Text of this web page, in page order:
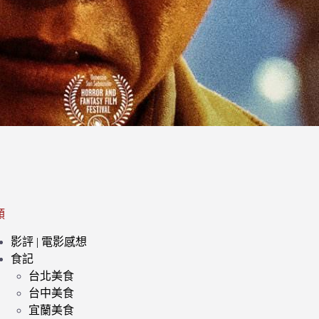
影評 | 電影感想
食記
台北美食
台中美食
宜蘭美食